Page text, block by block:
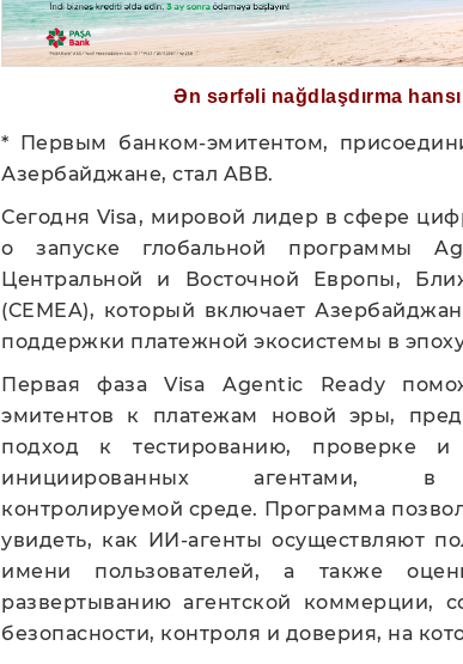
Ən sərfəli nağdlaşdırma
* Первым банком-эмитентом,
Азербайджане, стал ABB.
Сегодня Visa, мировой лидер в сфере
о запуске глобальной программы
Центральной и Восточной Европы,
(CEMEA), который включает
поддержки платежной экосистемы в
Первая фаза Visa Agentic Ready
эмитентов к платежам новой эры,
подход к тестированию, проверке и
инициированных агентами, в
контролируемой среде. Программа
увидеть, как ИИ-агенты осуществляют
имени пользователей, а также
развертыванию агентской коммерции,
безопасности, контроля и доверия, на